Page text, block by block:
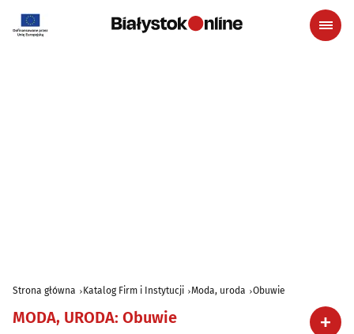
Strona główna Katalog Firm i Instytucji Moda, uroda Obuwie
MODA, URODA: Obuwie